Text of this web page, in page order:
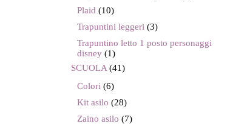
Plaid (10)
Trapuntini leggeri (3)
Trapuntino letto 1 posto personaggi
disney (1)
SCUOLA (41)
Colori (6)
Kit asilo (28)
Zaino asilo (7)